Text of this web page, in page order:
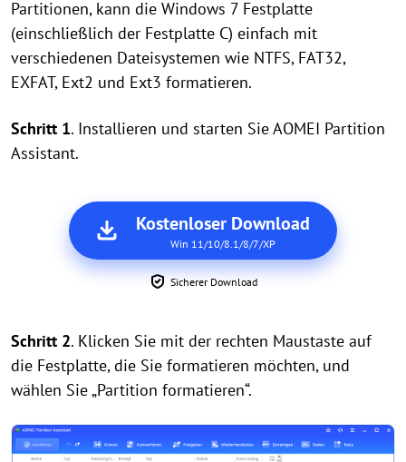
Partitionen, kann die Windows 7 Festplatte
(einschließlich der Festplatte C) einfach mit
verschiedenen Dateisystemen wie NTFS, FAT32,
EXFAT, Ext2 und Ext3 formatieren.
Schritt 1. Installieren und starten Sie AOMEI Partition
Assistant.
Kostenloser Download
Win 11/10/8.1/8/7/XP
Sicherer Download
Schritt 2. Klicken Sie mit der rechten Maustaste auf
die Festplatte, die Sie formatieren möchten, und
wählen Sie „Partition formatieren“.